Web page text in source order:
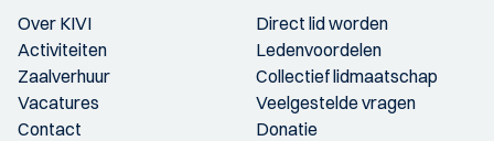
Over KIVI
Activiteiten
Zaalverhuur
Vacatures
Contact
Direct lid worden
Ledenvoordelen
Collectief lidmaatschap
Veelgestelde vragen
Donatie